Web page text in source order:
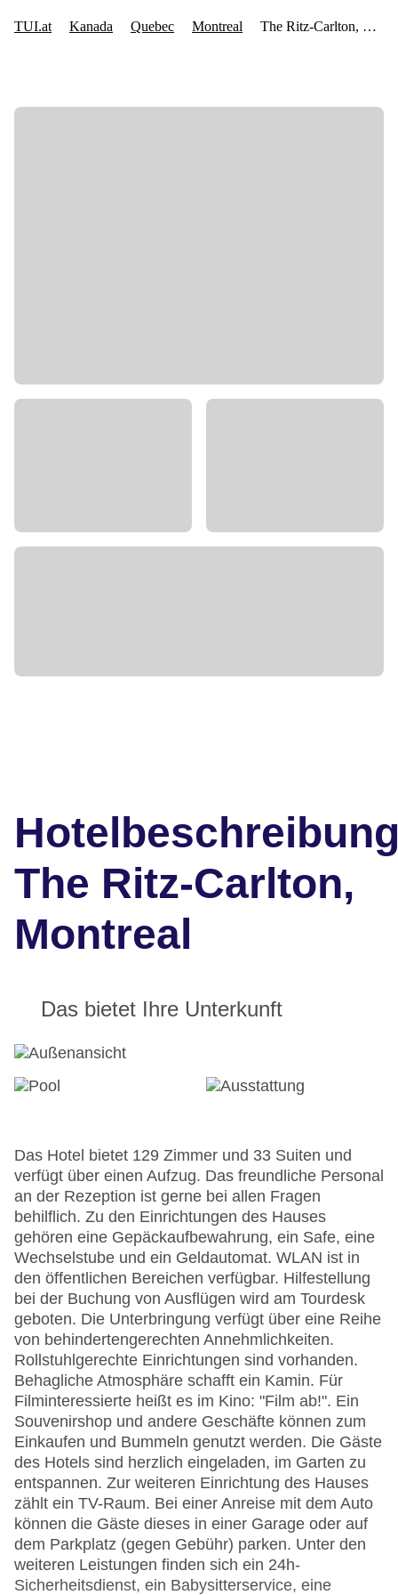
The Ritz-Carlton,
Montreal
Das bietet Ihre Unterkunft
Das Hotel bietet 129 Zimmer und 33 Suiten und
verfügt über einen Aufzug. Das freundliche Personal
an der Rezeption ist gerne bei allen Fragen
behilflich. Zu den Einrichtungen des Hauses
gehören eine Gepäckaufbewahrung, ein Safe, eine
Wechselstube und ein Geldautomat. WLAN ist in
den öffentlichen Bereichen verfügbar. Hilfestellung
bei der Buchung von Ausflügen wird am Tourdesk
geboten. Die Unterbringung verfügt über eine Reihe
von behindertengerechten Annehmlichkeiten.
Rollstuhlgerechte Einrichtungen sind vorhanden.
Behagliche Atmosphäre schafft ein Kamin. Für
Filminteressierte heißt es im Kino: "Film ab!". Ein
Souvenirshop und andere Geschäfte können zum
Einkaufen und Bummeln genutzt werden. Die Gäste
des Hotels sind herzlich eingeladen, im Garten zu
entspannen. Zur weiteren Einrichtung des Hauses
zählt ein TV-Raum. Bei einer Anreise mit dem Auto
können die Gäste dieses in einer Garage oder auf
dem Parkplatz (gegen Gebühr) parken. Unter den
weiteren Leistungen finden sich ein 24h-
Sicherheitsdienst, ein Babysitterservice, eine